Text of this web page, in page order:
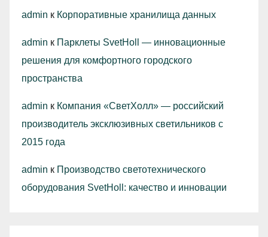
admin к Корпоративные хранилища данных
admin к Парклеты SvetHoll — инновационные
решения для комфортного городского
пространства
admin к Компания «СветХолл» — российский
производитель эксклюзивных светильников с
2015 года
admin к Производство светотехнического
оборудования SvetHoll: качество и инновации